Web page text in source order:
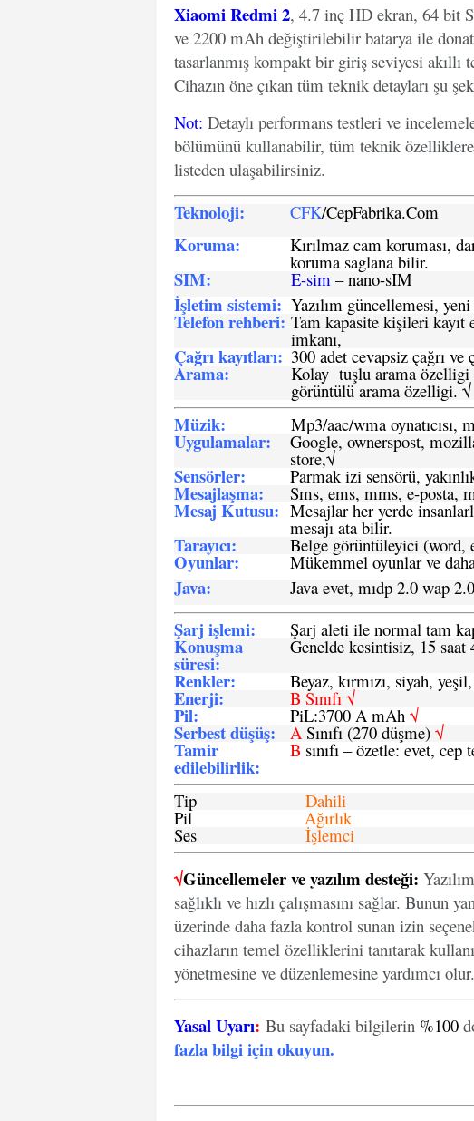
Xiaomi Redmi 2, 4.7 inç HD ekran, 64 bit
ve 2200 mAh değiştirilebilir batarya ile
tasarlanmış kompakt bir giriş seviyesi akıllı
Cihazın öne çıkan tüm teknik detayları şu
Not: Detaylı performans testleri ve
bölümünü kullanabilir, tüm teknik
listeden ulaşabilirsiniz.
Teknoloji: CFK/CepFabrika.Com
Koruma: Kırılmaz cam koruması,
koruma saglana bilir.
SIM: E-sim – nano-sIM
İşletim sistemi: Yazılım güncellemesi,
Telefon rehberi: Tam kapasite kişileri kayıt
imkanı,
Çağrı kayıtları: 300 adet cevapsiz çağrı ve
Arama: Kolay tuşlu arama
görüntülü arama özelligi. √
Müzik: Mp3/aac/wma oynatıcısı,
Uygulamalar: Google, ownerspost,
store,√
Sensörler: Parmak izi sensörü,
Mesajlaşma: Sms, ems, mms, e-posta,
Mesaj Kutusu: Mesajlar her yerde
mesajı ata bilir.
Tarayıcı: Belge görüntüleyici (word,
Oyunlar: Mükemmel oyunlar ve
Java: Java evet, mıdp 2.0 wap
Şarj işlemi: Şarj aleti ile normal tam
Konuşma
süresi:
Genelde kesintisiz, 15
Renkler: Beyaz, kırmızı, siyah,
Enerji: B Sınıfı √
Pil: PiL:3700 A mAh √
Serbest düşüş: ASınıfı (270 düşme) √
Tamir
edilebilirlik:
B sınıfı – özetle: evet,
Tip Dahili
Pil Ağırlık
Ses İşlemci
√Güncellemeler ve yazılım desteği:
sağlıklı ve hızlı çalışmasını sağlar. Bunun
üzerinde daha fazla kontrol sunan izin
cihazların temel özelliklerini tanıtarak
yönetmesine ve düzenlemesine yardımcı olur.
Yasal Uyarı: Bu sayfadaki bilgilerin %100
fazla bilgi için okuyun.